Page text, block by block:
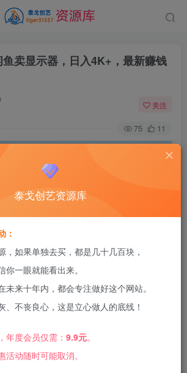
鱼卖显示器，日入4K+，最新赚钱
关注
75 11
泰戈创艺资源库
：
，如果单独去买，都是几十几百块，
一眼就能看出来。
未来十年内，都会专注做好这个网站。
、不丧良心，这是立心做人的底线！
年度会员仅需： 9.9元。
动随时可能取消。